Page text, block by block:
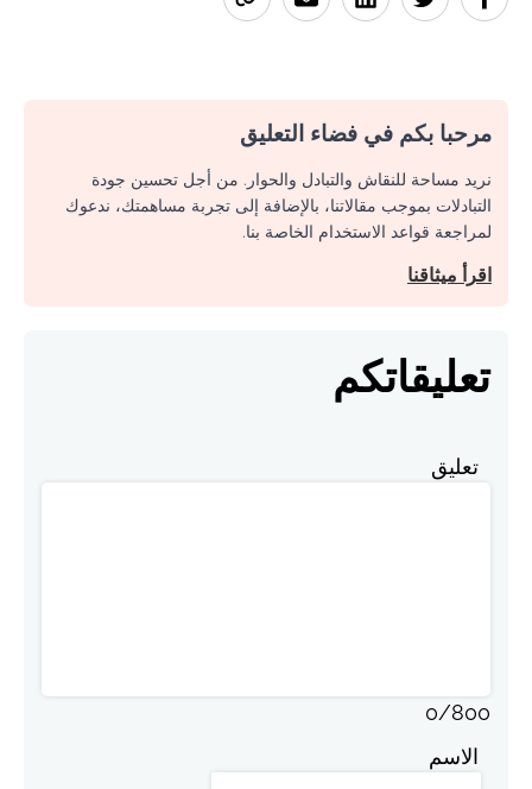
مرحبا بكم في فضاء التعليق
نريد مساحة للنقاش والتبادل والحوار. من أجل تحسين جودة
التبادلات بموجب مقالاتنا، بالإضافة إلى تجربة مساهمتك، ندعوك
لمراجعة قواعد الاستخدام الخاصة بنا.
اقرأ ميثاقنا
تعليقاتكم
تعليق
0/800
الاسم